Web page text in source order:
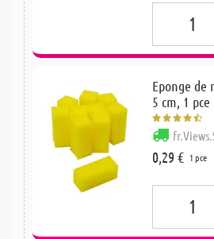
Eponge de
5 cm, 1 pce
0,29 € 1 pce